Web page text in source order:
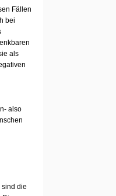
Fällen
bei
als
also
die